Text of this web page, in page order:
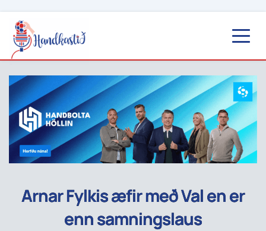
Arnar Fylkis æfir með Val en er
enn samningslaus